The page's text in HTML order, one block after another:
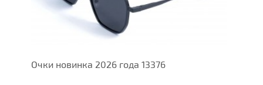
Очки новинка 2026 года 13376